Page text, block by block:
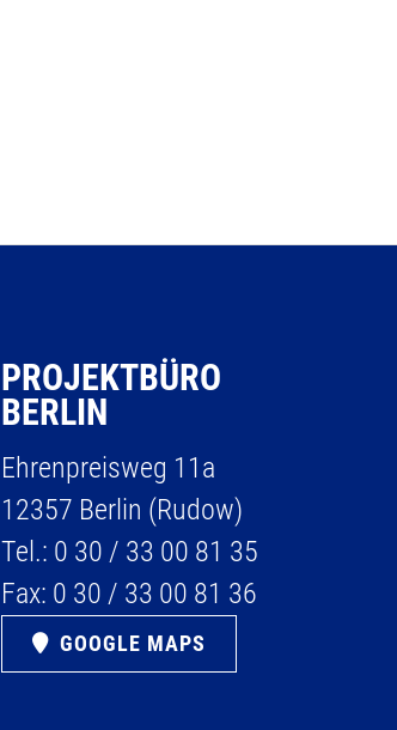
PROJEKTBÜRO
BERLIN
Ehrenpreisweg 11a
12357 Berlin (Rudow)
Tel.: 0 30 / 33 00 81 35
Fax: 0 30 / 33 00 81 36
GOOGLE MAPS